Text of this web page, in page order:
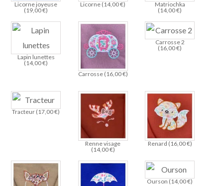
Licorne joyeuse
(19,00€)
Licorne (14,00€)
Matriochka
(14,00€)
Lapin lunettes
(14,00€)
Carrosse (16,00€)
Carrosse 2
(16,00€)
Tracteur (17,00€)
Renne visage
(14,00€)
Renard (16,00€)
Ourson (14,00€)